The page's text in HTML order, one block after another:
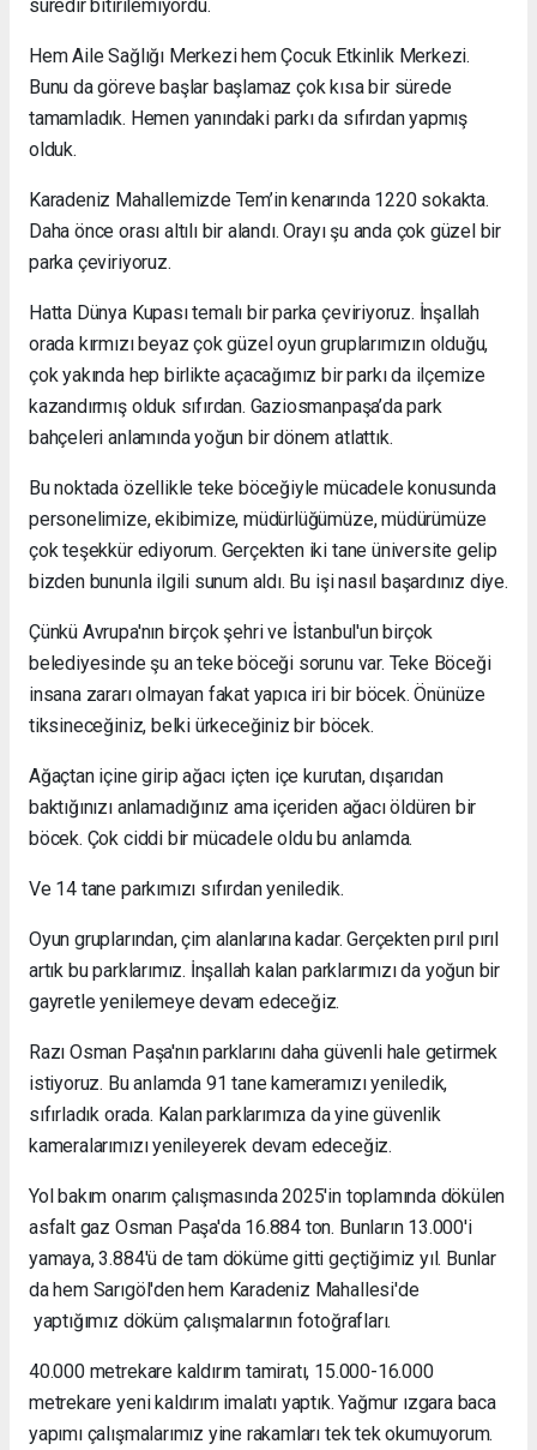
süredir bitirilemiyordu.
Hem Aile Sağlığı Merkezi hem Çocuk Etkinlik Merkezi.
Bunu da göreve başlar başlamaz çok kısa bir sürede
tamamladık. Hemen yanındaki parkı da sıfırdan yapmış
olduk.
Karadeniz Mahallemizde Tem’in kenarında 1220 sokakta.
Daha önce orası altılı bir alandı. Orayı şu anda çok güzel bir
parka çeviriyoruz.
Hatta Dünya Kupası temalı bir parka çeviriyoruz. İnşallah
orada kırmızı beyaz çok güzel oyun gruplarımızın olduğu,
çok yakında hep birlikte açacağımız bir parkı da ilçemize
kazandırmış olduk sıfırdan. Gaziosmanpaşa’da park
bahçeleri anlamında yoğun bir dönem atlattık.
Bu noktada özellikle teke böceğiyle mücadele konusunda
personelimize, ekibimize, müdürlüğümüze, müdürümüze
çok teşekkür ediyorum. Gerçekten iki tane üniversite gelip
bizden bununla ilgili sunum aldı. Bu işi nasıl başardınız diye.
Çünkü Avrupa'nın birçok şehri ve İstanbul'un birçok
belediyesinde şu an teke böceği sorunu var. Teke Böceği
insana zararı olmayan fakat yapıca iri bir böcek. Önünüze
tiksineceğiniz, belki ürkeceğiniz bir böcek.
Ağaçtan içine girip ağacı içten içe kurutan, dışarıdan
baktığınızı anlamadığınız ama içeriden ağacı öldüren bir
böcek. Çok ciddi bir mücadele oldu bu anlamda.
Ve 14 tane parkımızı sıfırdan yeniledik.
Oyun gruplarından, çim alanlarına kadar. Gerçekten pırıl pırıl
artık bu parklarımız. İnşallah kalan parklarımızı da yoğun bir
gayretle yenilemeye devam edeceğiz.
Razı Osman Paşa'nın parklarını daha güvenli hale getirmek
istiyoruz. Bu anlamda 91 tane kameramızı yeniledik,
sıfırladık orada. Kalan parklarımıza da yine güvenlik
kameralarımızı yenileyerek devam edeceğiz.
Yol bakım onarım çalışmasında 2025'in toplamında dökülen
asfalt gaz Osman Paşa'da 16.884 ton. Bunların 13.000'i
yamaya, 3.884'ü de tam döküme gitti geçtiğimiz yıl. Bunlar
da hem Sarıgöl'den hem Karadeniz Mahallesi'de
yaptığımız döküm çalışmalarının fotoğrafları.
40.000 metrekare kaldırım tamiratı, 15.000-16.000
metrekare yeni kaldırım imalatı yaptık. Yağmur ızgara baca
yapımı çalışmalarımız yine rakamları tek tek okumuyorum.